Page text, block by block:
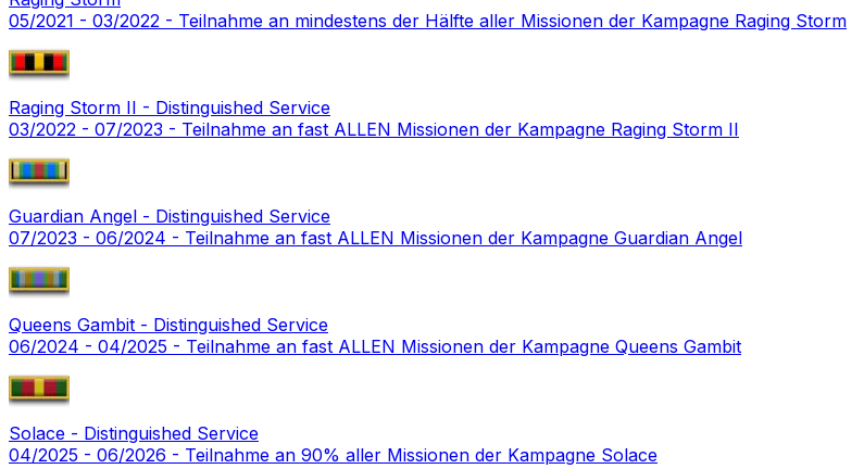
05/2021 - 03/2022 - Teilnahme an mindestens der Hälfte aller Missionen der Kampagne Raging Storm
Raging Storm II - Distinguished Service
03/2022 - 07/2023 - Teilnahme an fast ALLEN Missionen der Kampagne Raging Storm II
Guardian Angel - Distinguished Service
07/2023 - 06/2024 - Teilnahme an fast ALLEN Missionen der Kampagne Guardian Angel
Queens Gambit - Distinguished Service
06/2024 - 04/2025 - Teilnahme an fast ALLEN Missionen der Kampagne Queens Gambit
Solace - Distinguished Service
04/2025 - 06/2026 - Teilnahme an 90% aller Missionen der Kampagne Solace